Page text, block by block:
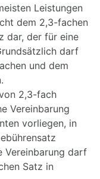
Leistungen
dem 2,3-fachen
dar, der für eine
darf
und dem
2,3-fach
Vereinbarung
vorliegen, in
Vereinbarung darf
Satz in